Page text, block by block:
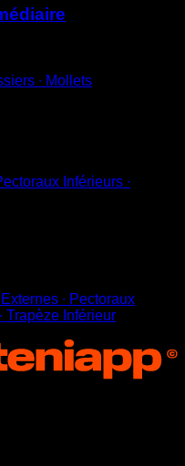
∙ Mollets
Inférieurs ∙
∙ Pectoraux
Trapèze Inférieur